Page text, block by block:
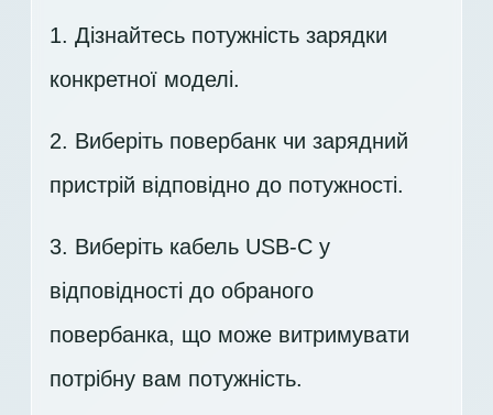
1. Дізнайтесь потужність зарядки
конкретної моделі.
2. Виберіть повербанк чи зарядний
пристрій відповідно до потужності.
3. Виберіть кабель USB-C у
відповідності до обраного
повербанка, що може витримувати
потрібну вам потужність.